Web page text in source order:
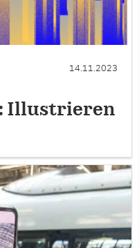
14.11.2023
Illustrieren